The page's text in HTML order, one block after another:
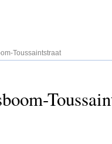
Toussaintstraat